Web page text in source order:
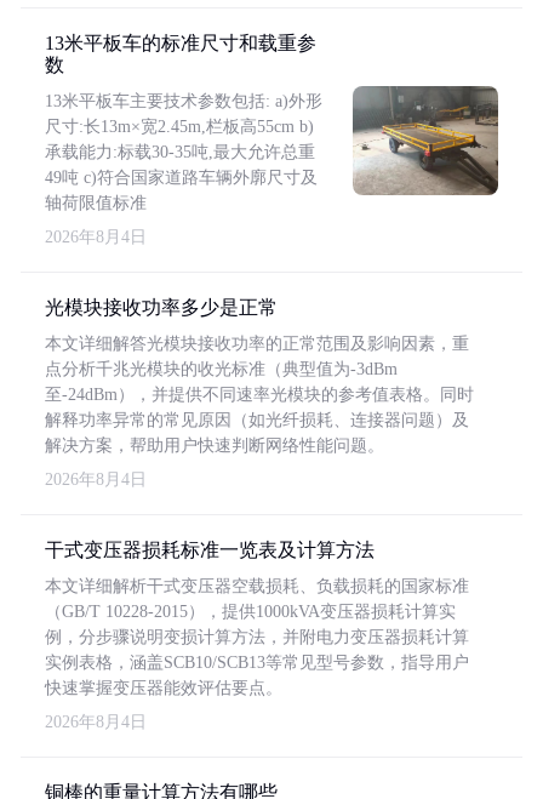
13米平板车的标准尺寸和载重参
数
13米平板车主要技术参数包括: a)外形
尺寸:长13m×宽2.45m,栏板高55cm b)
承载能力:标载30-35吨,最大允许总重
49吨 c)符合国家道路车辆外廓尺寸及
轴荷限值标准
2026年8月4日
光模块接收功率多少是正常
本文详细解答光模块接收功率的正常范围及影响因素，重
点分析千兆光模块的收光标准（典型值为-3dBm
至-24dBm），并提供不同速率光模块的参考值表格。同时
解释功率异常的常见原因（如光纤损耗、连接器问题）及
解决方案，帮助用户快速判断网络性能问题。
2026年8月4日
干式变压器损耗标准一览表及计算方法
本文详细解析干式变压器空载损耗、负载损耗的国家标准
（GB/T 10228-2015），提供1000kVA变压器损耗计算实
例，分步骤说明变损计算方法，并附电力变压器损耗计算
实例表格，涵盖SCB10/SCB13等常见型号参数，指导用户
快速掌握变压器能效评估要点。
2026年8月4日
铜棒的重量计算方法有哪些